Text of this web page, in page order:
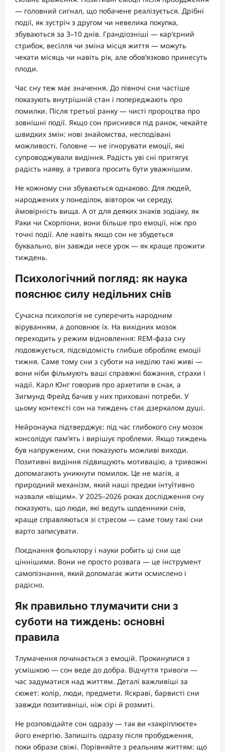
— головний сигнал, що побачене реалізується. Дрібні
події, як зустріч з другом чи невелика покупка,
збуваються за 3–10 днів. Грандіозніші — кар’єрний
стрибок, весілля чи зміна місця життя — можуть
чекати місяць чи навіть рік, але обов’язково принесуть
плоди.
Час сну теж має значення. До півночі сни частіше
показують внутрішній стан і попереджають про
помилки. Після третьої ранку — чисті пророцтва про
зовнішні події. Якщо сон приснився під ранок, чекайте
швидких змін: нові знайомства, несподівані
можливості. Головне — не ігнорувати емоції, які
супроводжували видіння. Радість уві сні притягує
радість наяву, а тривога просить бути уважнішим.
Не кожному сни збуваються однаково. Для людей,
народжених у понеділок, вівторок чи середу,
ймовірність вища. А от для деяких знаків зодіаку, як
Раки чи Скорпіони, вони більше про емоції, ніж про
точні події. Але навіть якщо сон не збудеться
буквально, він завжди несе урок — як краще прожити
тиждень.
Психологічний погляд: як наука
пояснює силу недільних снів
Сучасна психологія не суперечить народним
віруванням, а доповнює їх. На вихідних мозок
переходить у режим відновлення: REM-фаза сну
подовжується, підсвідомість глибше обробляє емоції
тижня. Саме тому сни з суботи на неділю такі живі —
вони ніби фільмують ваші справжні бажання, страхи і
надії. Карл Юнг говорив про архетипи в снах, а
Зигмунд Фрейд бачив у них приховані потреби. У
цьому контексті сон на тиждень стає дзеркалом душі.
Нейронаука підтверджує: під час глибокого сну мозок
консолідує пам’ять і вирішує проблеми. Якщо тиждень
був напруженим, сни показують можливі виходи.
Позитивні видіння підвищують мотивацію, а тривожні
допомагають уникнути помилок. Це не магія, а
природний механізм, який наші предки інтуїтивно
назвали «віщим». У 2025–2026 роках дослідження сну
показують, що люди, які ведуть щоденники снів,
краще справляються зі стресом — саме тому такі сни
варто записувати.
Поєднання фольклору і науки робить ці сни ще
ціннішими. Вони не просто розвага — це інструмент
самопізнання, який допомагає жити осмислено і
радісно.
Як правильно тлумачити сни з
суботи на тиждень: основні
правила
Тлумачення починається з емоцій. Прокинулися з
усмішкою — сон веде до добра. Відчуття тривоги —
час задуматися над життям. Деталі важливіші за
сюжет: колір, люди, предмети. Яскраві, барвисті сни
завжди позитивніші, ніж сірі й розмиті.
Не розповідайте сон одразу — так ви «закріплюєте»
його енергію. Запишіть одразу після пробудження,
поки образи свіжі. Порівняйте з реальним життям: що